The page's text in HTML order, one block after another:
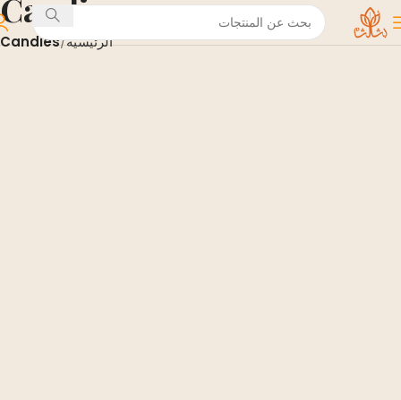
Candies
الرئيسية Candies